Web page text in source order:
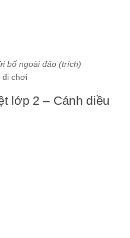
bố ngoài đảo (trích)
đi chơi
lớp 2 – Cánh diều